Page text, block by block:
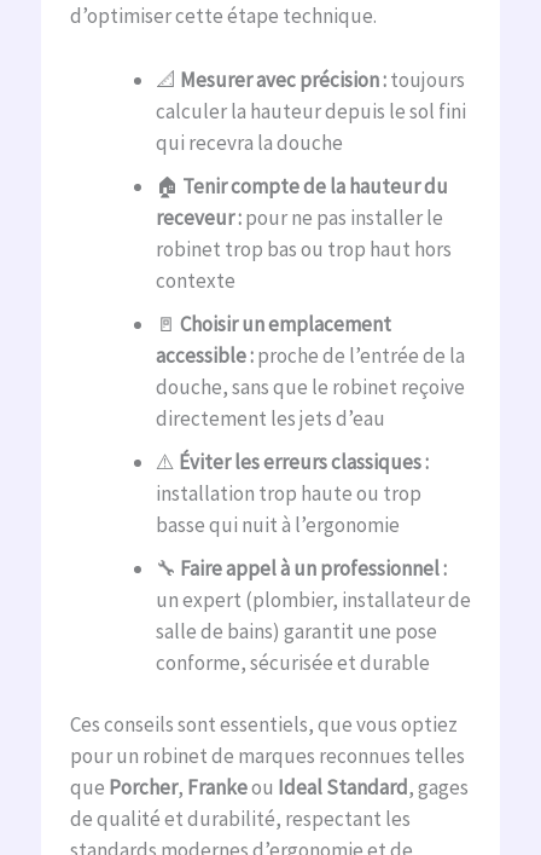
d’optimiser cette étape technique.
📐 Mesurer avec précision :toujours
calculer la hauteur depuis le sol fini
qui recevra la douche
🏠 Tenir compte de la hauteur du
receveur :pour ne pas installer le
robinet trop bas ou trop haut hors
contexte
🚪 Choisir un emplacement
accessible :proche de l’entrée de la
douche, sans que le robinet reçoive
directement les jets d’eau
⚠️ Éviter les erreurs classiques :
installation trop haute ou trop
basse qui nuit à l’ergonomie
🔧 Faire appel à un professionnel :
un expert (plombier, installateur de
salle de bains) garantit une pose
conforme, sécurisée et durable
Ces conseils sont essentiels, que vous optiez
pour un robinet de marques reconnues telles
que Porcher, Frankeou Ideal Standard, gages
de qualité et durabilité, respectant les